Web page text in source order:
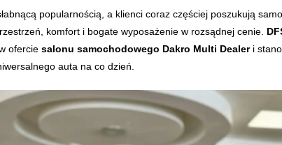
pojawił się w ofercie Dakro Multi Dealer. Samochód
popularnością, a klienci coraz częściej poszukują
komfort i bogate wyposażenie w rozsądnej cenie.
ofercie salonu samochodowego Dakro Multi Dealeri
auta na co dzień.